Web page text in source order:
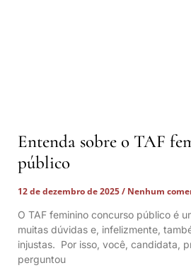
Entenda sobre o TAF
público
12 de dezembro de 2025
Nenhum
O TAF feminino concurso público é
muitas dúvidas e, infelizmente,
injustas. Por isso, você, candidata,
perguntou